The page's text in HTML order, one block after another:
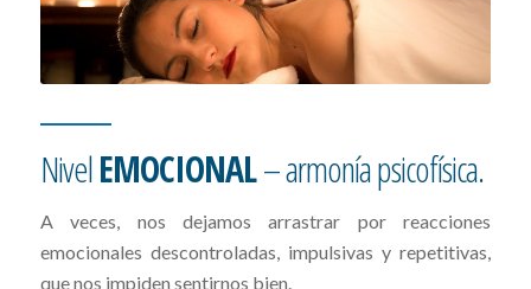
NivelEMOCIONAL– armonía psicofísica.
A veces, nos dejamos arrastrar por reacciones
emocionales descontroladas, impulsivas y repetitivas,
que nos impiden sentirnos bien.